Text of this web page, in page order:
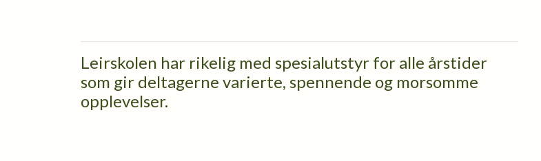
Leirskolen har rikelig med spesialutstyr for alle årstider
som gir deltagerne varierte, spennende og morsomme
opplevelser.